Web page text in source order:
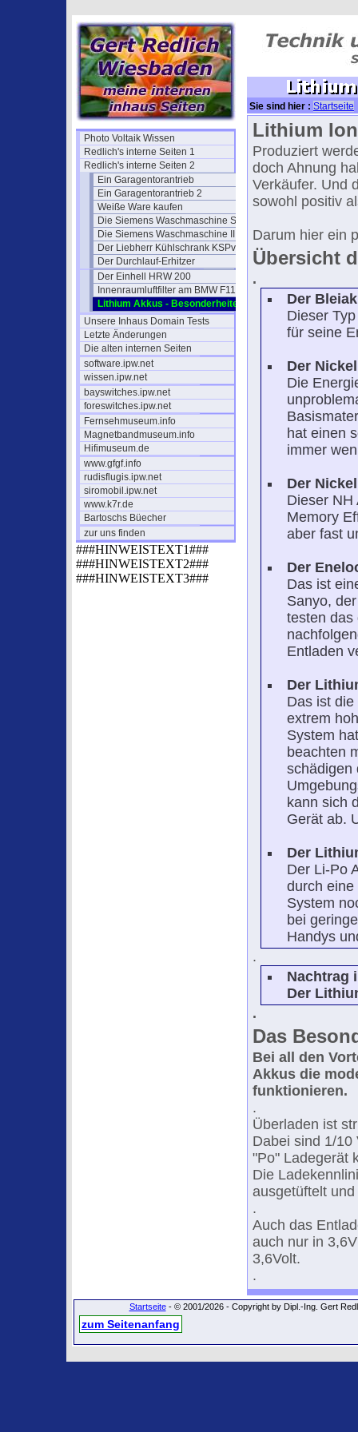
Photo Voltaik Wissen
Redlich's interne Seiten 1
Redlich's interne Seiten 2
Ein Garagentorantrieb
Ein Garagentorantrieb 2
Weiße Ware kaufen
Die Siemens Waschmaschine S16
Die Siemens Waschmaschine II
Der Liebherr Kühlschrank KSPv
Der Durchlauf-Erhitzer
Der Einhell HRW 200
Innenraumluftfilter am BMW F11
Lithium Akkus - Besonderheiten
Unsere Inhaus Domain Tests
Letzte Änderungen
Die alten internen Seiten
software.ipw.net
wissen.ipw.net
bayswitches.ipw.net
foreswitches.ipw.net
Fernsehmuseum.info
Magnetbandmuseum.info
Hifimuseum.de
www.gfgf.info
rudisflugis.ipw.net
siromobil.ipw.net
www.k7r.de
Bartoschs Büecher
zur uns finden
###HINWEISTEXT1###
###HINWEISTEXT2###
###HINWEISTEXT3###
Sie sind hier : Startseite
Lithium
Produziert
doch Ahnung
Verkäufer. Und
sowohl positiv
Darum hier ein
Übersicht
.
Der
Dieser
für seine
Der
Die
hat einen
immer
Der
Dieser NH
Memory
aber fast
Der
Das ist
Sanyo,
testen das
Entladen
Der
Das ist
extrem
System
beachten
schädigen
kann sich
Gerät ab.
Der
Der Li-Po
durch
System
bei
Handys
.
Nachtrag
Der
.
Das
Bei all den
Akkus die
funktionieren.
.
Überladen ist
Dabei sind 1/10
"Po" Ladegerät
Die
ausgetüftelt
.
Auch das
auch nur in
3,6Volt.
.
Startseite- © 2001/2026 - Copyright by Dipl.-Ing. Gert
zum Seitenanfang